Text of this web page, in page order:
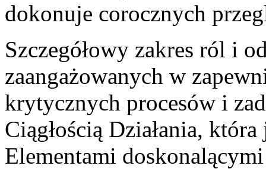
dokonuje corocznych
Szczegółowy zakres ról i
zaangażowanych w
krytycznych procesów i
Ciągłością Działania,
Elementami